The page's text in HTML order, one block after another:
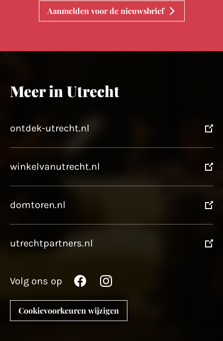
Aanmelden voor de nieuwsbrief
Meer in Utrecht
ontdek-utrecht.nl
winkelvanutrecht.nl
domtoren.nl
utrechtpartners.nl
Volg ons op
Cookievoorkeuren wijzigen